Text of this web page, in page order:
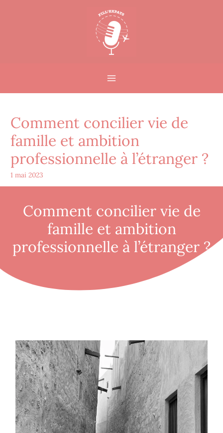
Comment concilier vie de
famille et ambition
professionnelle à l’étranger ?
1 mai 2023
Comment concilier vie de
famille et ambition
professionnelle à l’étranger ?